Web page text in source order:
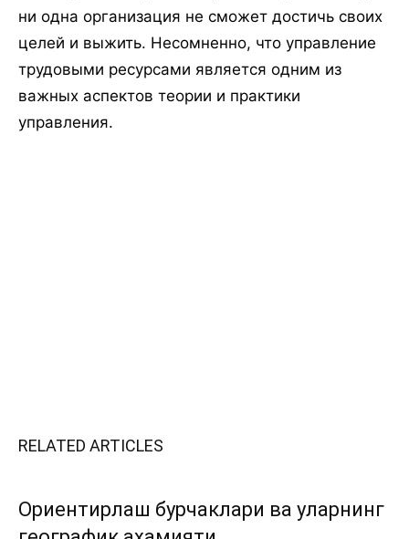
ни одна организация не сможет достичь своих
целей и выжить. Несомненно, что управление
трудовыми ресурсами является одним из
важных аспектов теории и практики
управления.
RELATED ARTICLES
Ориентирлаш бурчаклари ва уларнинг